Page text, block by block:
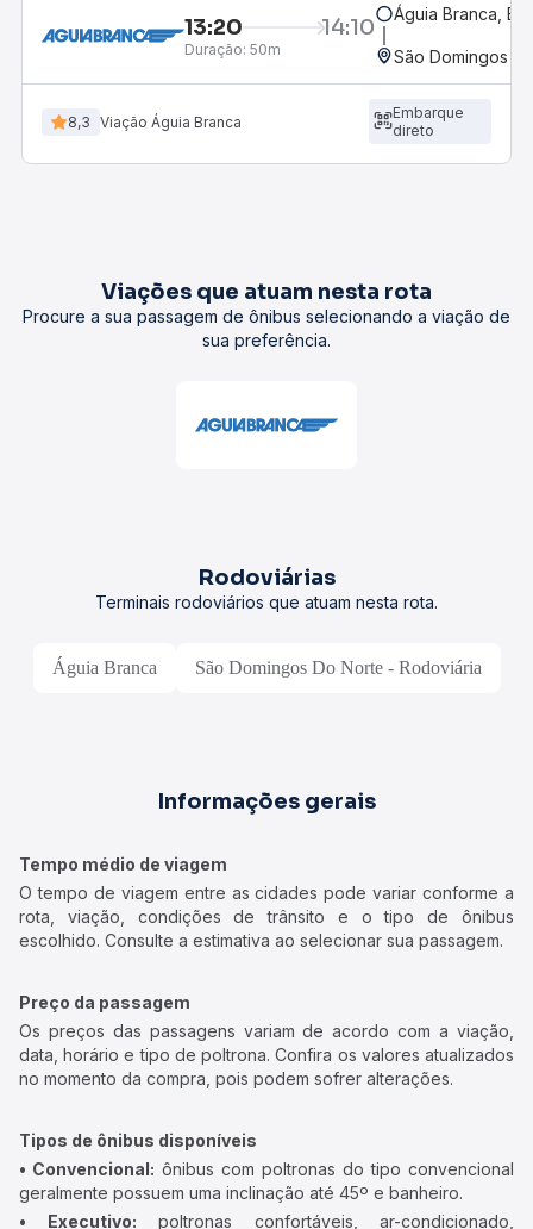
13:20 14:10
Duração: 50m
Águia Branca, ES
São Domingos
8,3 Viação Águia Branca
Embarque
direto
Viações que atuam nesta rota
Procure a sua passagem de ônibus selecionando a viação de
sua preferência.
Rodoviárias
Terminais rodoviários que atuam nesta rota.
Águia Branca São Domingos Do Norte - Rodoviária
Informações gerais
Tempo médio de viagem
O tempo de viagem entre as cidades pode variar conforme a
rota, viação, condições de trânsito e o tipo de ônibus
escolhido. Consulte a estimativa ao selecionar sua passagem.
Preço da passagem
Os preços das passagens variam de acordo com a viação,
data, horário e tipo de poltrona. Confira os valores atualizados
no momento da compra, pois podem sofrer alterações.
Tipos de ônibus disponíveis
• Convencional: ônibus com poltronas do tipo convencional
geralmente possuem uma inclinação até 45º e banheiro.
• Executivo: poltronas confortáveis, ar-condicionado,